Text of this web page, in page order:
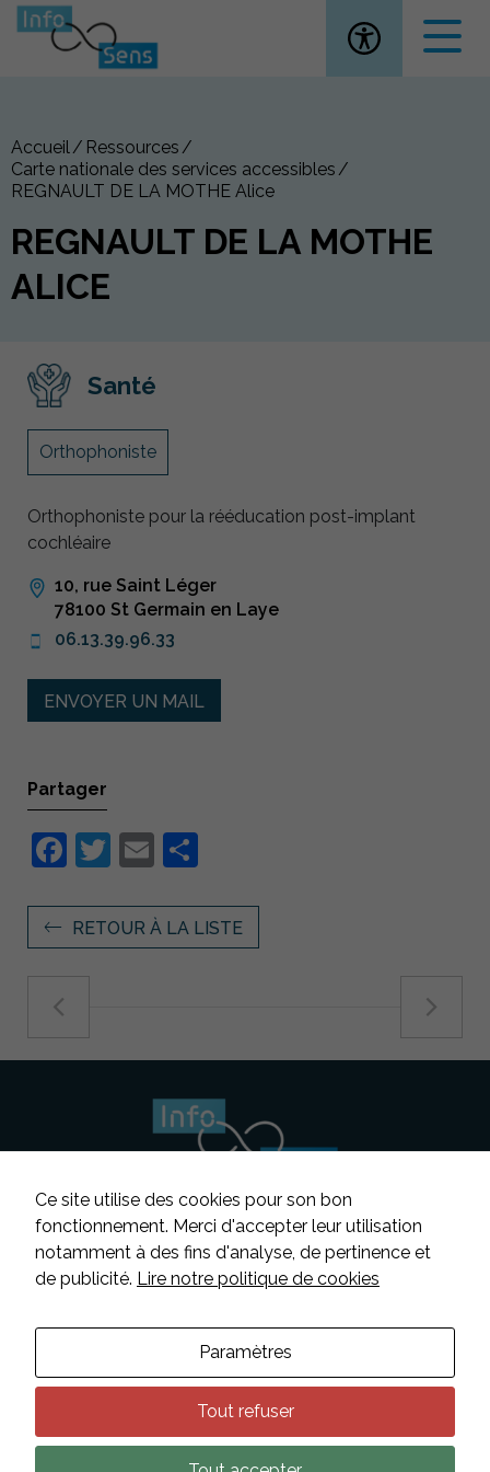
Ouvrir la
Accueil
Ressources
Carte nationale des services accessibles
REGNAULT DE LA MOTHE Alice
REGNAULT DE LA MOTHE
ALICE
Santé
Orthophoniste
Orthophoniste pour la rééducation post-implant
cochléaire
10, rue Saint Léger
78100 St Germain en Laye
06.13.39.96.33
ENVOYER UN MAIL
Partager
Facebook
Twitter
Email
RETOUR À LA LISTE
Suivez-nous
Contacter INFOSENS
Mentions légales
Données personnelles
Ce site utilise des cookies pour son bon
fonctionnement. Merci d'accepter leur utilisation
notamment à des fins d'analyse, de pertinence et
de publicité. Lire notre politique de cookies
Paramètres
Tout refuser
Nécessaire